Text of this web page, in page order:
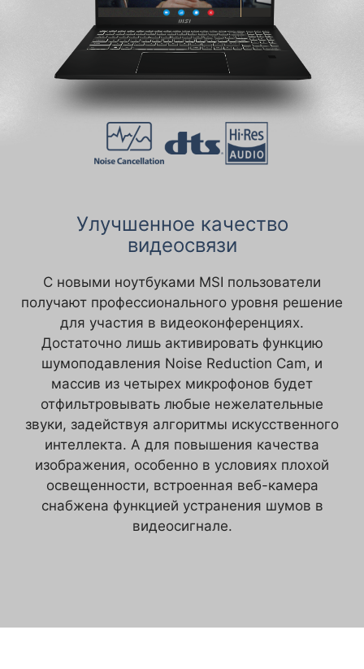
Улучшенное качество
видеосвязи
С новыми ноутбуками MSI пользователи
получают профессионального уровня решение
для участия в видеоконференциях.
Достаточно лишь активировать функцию
шумоподавления Noise Reduction Cam, и
массив из четырех микрофонов будет
отфильтровывать любые нежелательные
звуки, задействуя алгоритмы искусственного
интеллекта. А для повышения качества
изображения, особенно в условиях плохой
освещенности, встроенная веб-камера
снабжена функцией устранения шумов в
видеосигнале.